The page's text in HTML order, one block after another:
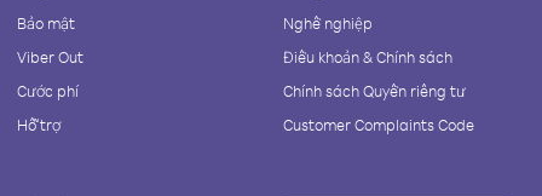
Bảo mật
Viber Out
Cước phí
Hỗ trợ
Nghề nghiệp
Điều khoản & Chính sách
Chính sách Quyền riêng tư
Customer Complaints Code